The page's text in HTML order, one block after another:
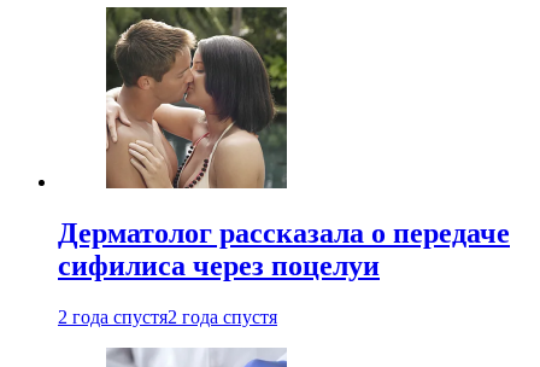
Дерматолог рассказала о передаче
сифилиса через поцелуи
2 года спустя2 года спустя